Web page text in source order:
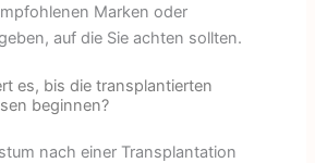
Marken oder
auf die Sie achten sollten.
es, bis die transplantierten
beginnen?
nach einer Transplantation